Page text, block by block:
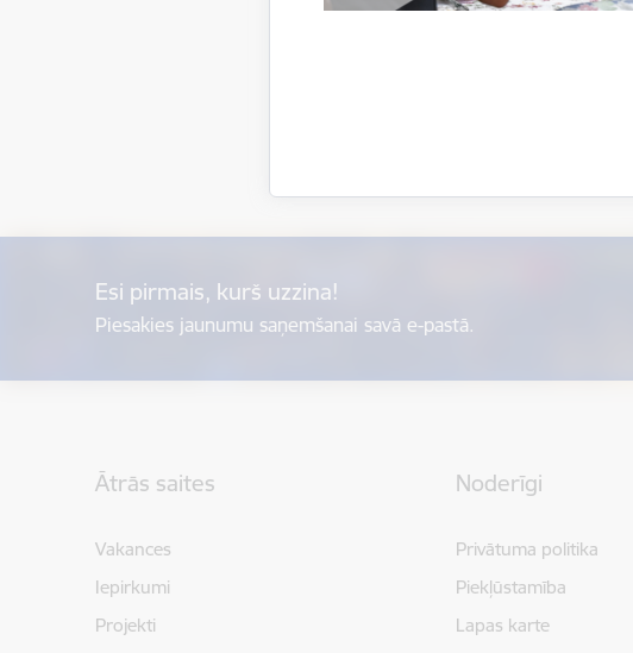
Esi pirmais, kurš uzzina!
Piesakies jaunumu saņemšanai savā e-pastā.
Ātrās saites
Vakances
Iepirkumi
Projekti
Noderīgi
Privātuma politika
Piekļūstamība
Lapas karte